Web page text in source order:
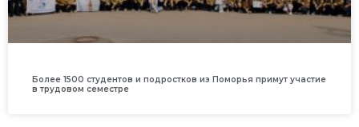
Более 1500 студентов и подростков из Поморья примут участие
в трудовом семестре